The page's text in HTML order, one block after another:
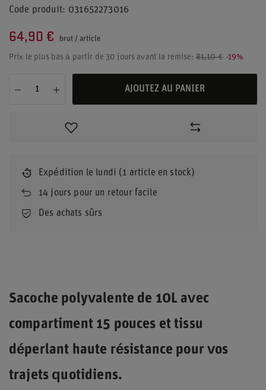
Code produit
031652273016
64,90 € brut / article
Prix le plus bas à partir de 30 jours avant la remise: 81,10 € -19%
AJOUTEZ AU PANIER
Expédition le lundi (1 article en stock)
14 jours pour un retour facile
Des achats sûrs
Sacoche polyvalente de 10L avec
compartiment 15 pouces et tissu
déperlant haute résistance pour vos
trajets quotidiens.